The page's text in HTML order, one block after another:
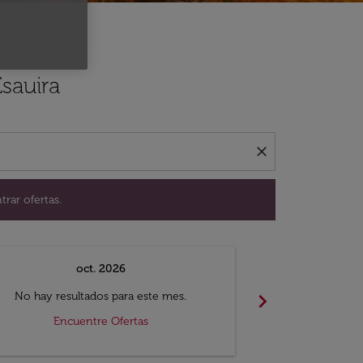
close
ofertas.
para encontrar ofertas.
oct. 2026
No hay resultados para este mes.
Encuentre Ofertas
chevron_right